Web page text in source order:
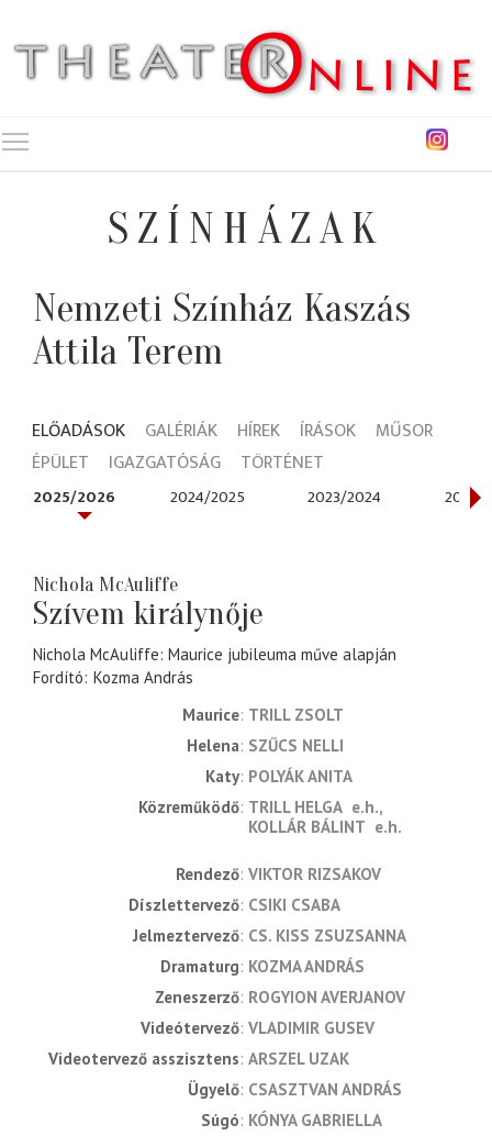
SZÍNHÁZAK
Nemzeti Színház Kaszás
Attila Terem
ELŐADÁSOK GALÉRIÁK HÍREK ÍRÁSOK
MŰSOR
ÉPÜLET
IGAZGATÓSÁG TÖRTÉNET
2025/2026 2024/2025 2023/2024 2022/
Nichola McAuliffe
Szívem királynője
Nichola McAuliffe: Maurice jubileuma műve alapján
Fordító Kozma András
Maurice TRILL ZSOLT
Helena SZŰCS NELLI
Katy POLYÁK ANITA
Közreműködő TRILL HELGA e.h.
KOLLÁR BÁLINT e.h.
rendező VIKTOR RIZSAKOV
díszlettervező CSIKI CSABA
jelmeztervező CS. KISS ZSUZSANNA
dramaturg KOZMA ANDRÁS
zeneszerző ROGYION AVERJANOV
videótervező VLADIMIR GUSEV
videotervező asszisztens ARSZEL UZAK
ügyelő CSASZTVAN ANDRÁS
súgó KÓNYA GABRIELLA